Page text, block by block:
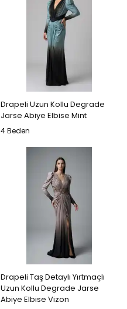
Drapeli Uzun Kollu Degrade
Jarse Abiye Elbise Mint
4 Beden
Drapeli Taş Detaylı Yırtmaçlı
Uzun Kollu Degrade Jarse
Abiye Elbise Vizon